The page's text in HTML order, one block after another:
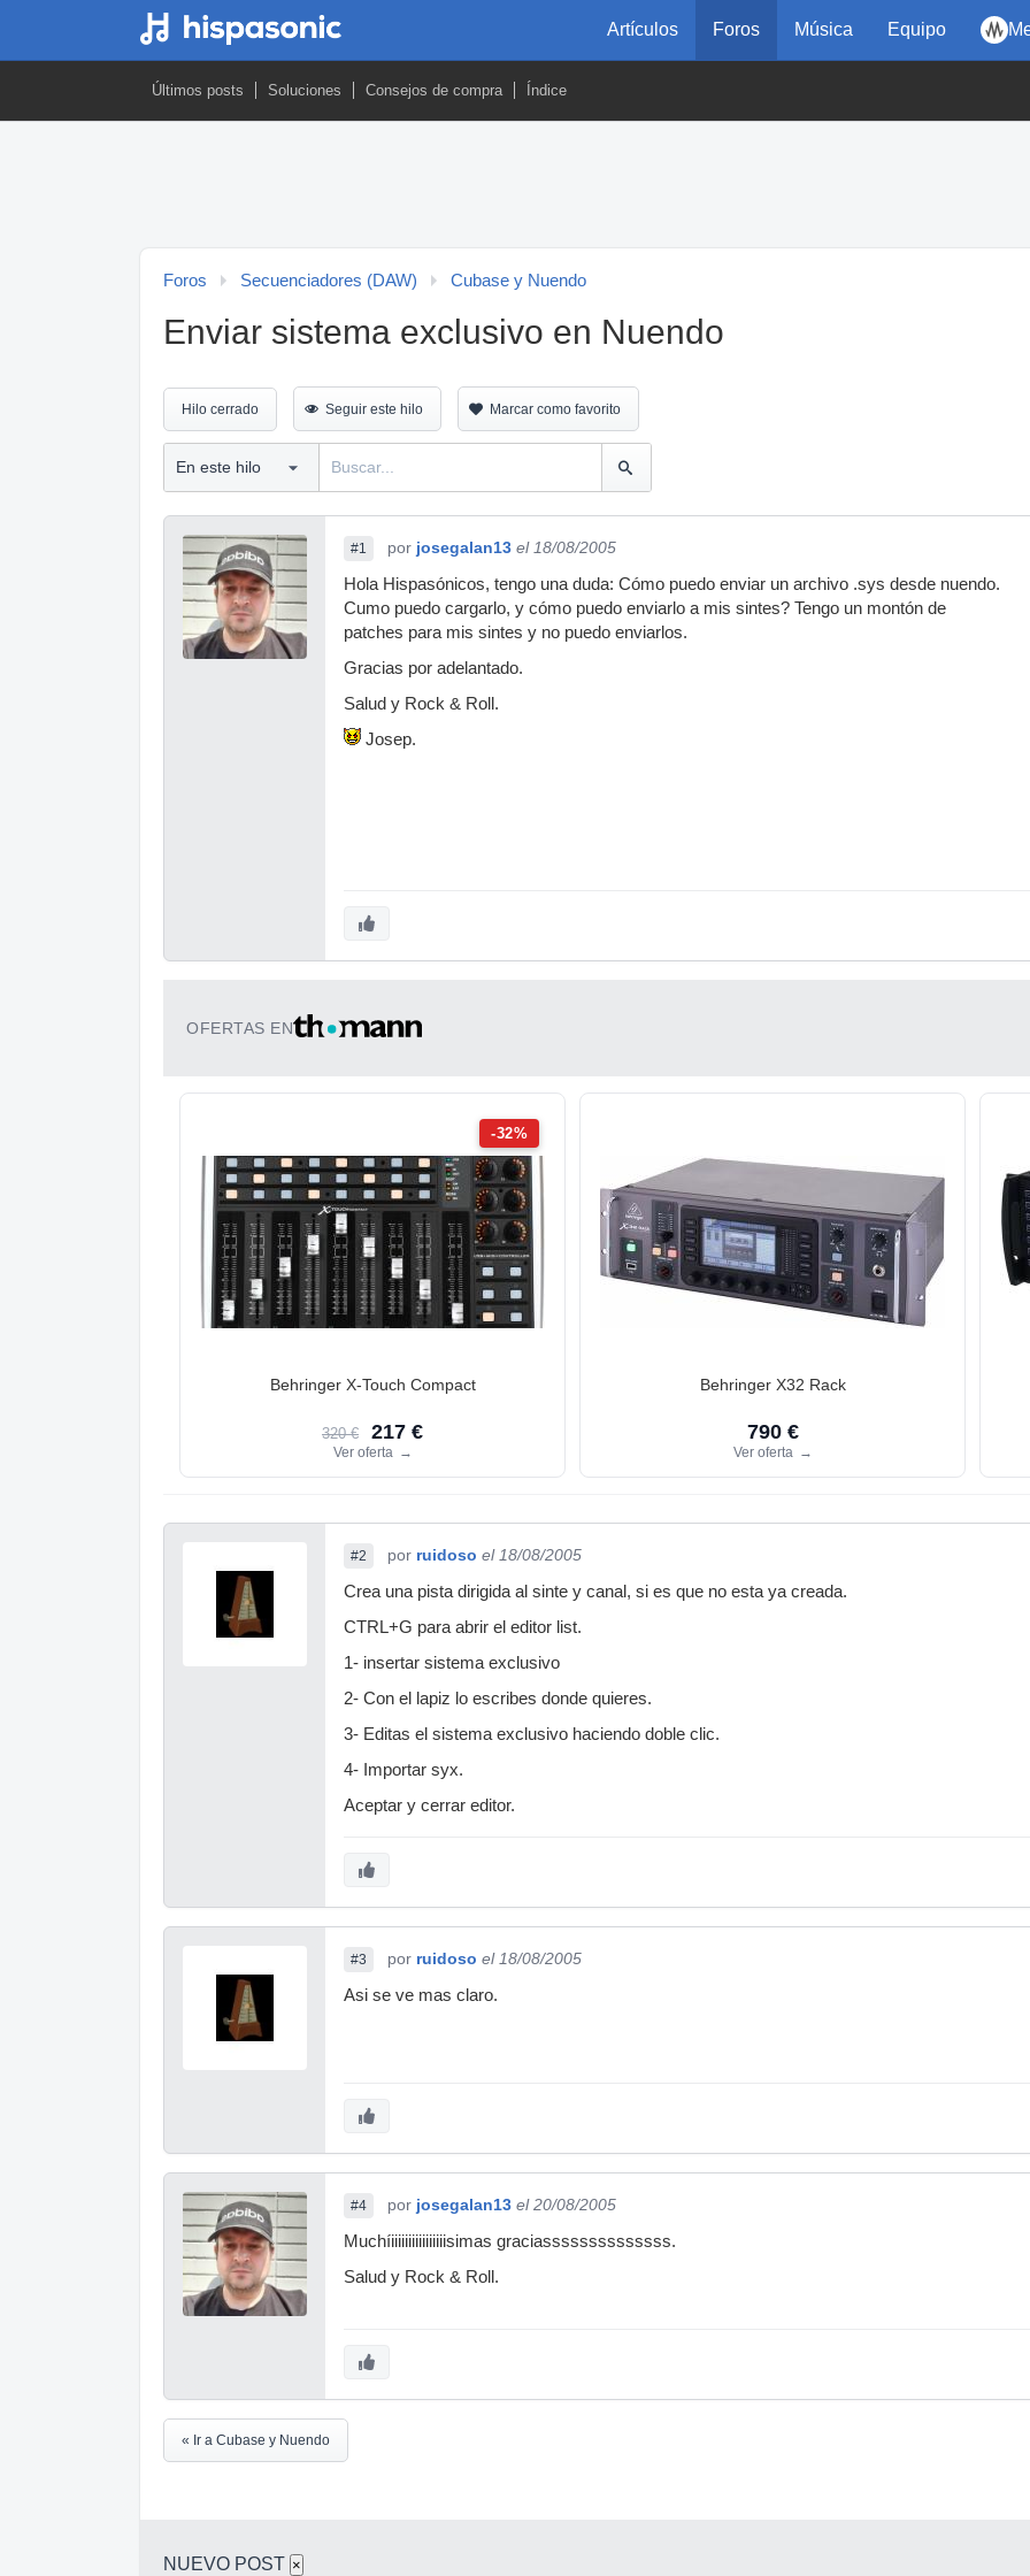
Artículos Foros Música Equipo
Últimos posts Soluciones Consejos de compra Índice
Foros Secuenciadores (DAW) Cubase y Nuendo
Enviar sistema exclusivo en Nuendo
Hilo cerrado Seguir este hilo Marcar como favorito
#1 por josegalan13 el 18/08/2005
Hola Hispasónicos, tengo una duda: Cómo puedo enviar un archivo .sys desde nuendo.
Cumo puedo cargarlo, y cómo puedo enviarlo a mis sintes? Tengo un montón de
patches para mis sintes y no puedo enviarlos.
Gracias por adelantado.
Salud y Rock & Roll.
Josep.
OFERTAS EN
-32%
Behringer X-Touch Compact
320 € 217 €
Ver oferta →
Behringer X32 Rack
790 €
Ver oferta →
#2 por ruidoso el 18/08/2005
Crea una pista dirigida al sinte y canal, si es que no esta ya creada.
CTRL+G para abrir el editor list.
1- insertar sistema exclusivo
2- Con el lapiz lo escribes donde quieres.
3- Editas el sistema exclusivo haciendo doble clic.
4- Importar syx.
Aceptar y cerrar editor.
#3 por ruidoso el 18/08/2005
Asi se ve mas claro.
#4 por josegalan13 el 20/08/2005
Muchíiiiiiiiiiiiiiiiisimas graciassssssssssssss.
Salud y Rock & Roll.
« Ir a Cubase y Nuendo
NUEVO POST ×